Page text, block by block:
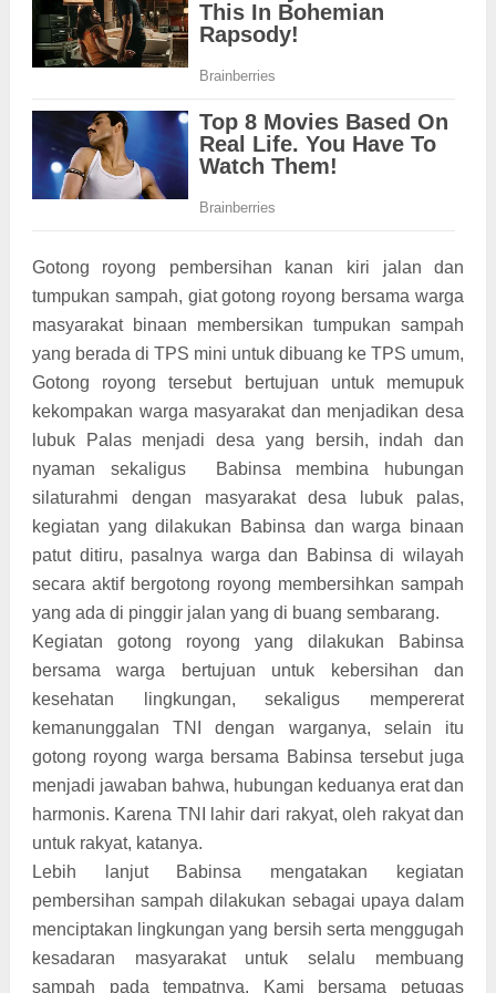
Gotong royong pembersihan kanan kiri jalan dan
tumpukan sampah, giat gotong royong bersama warga
masyarakat binaan membersikan tumpukan sampah
yang berada di TPS mini untuk dibuang ke TPS umum,
Gotong royong tersebut bertujuan untuk memupuk
kekompakan warga masyarakat dan menjadikan desa
lubuk Palas menjadi desa yang bersih, indah dan
nyaman sekaligus Babinsa membina hubungan
silaturahmi dengan masyarakat desa lubuk palas,
kegiatan yang dilakukan Babinsa dan warga binaan
patut ditiru, pasalnya warga dan Babinsa di wilayah
secara aktif bergotong royong membersihkan sampah
yang ada di pinggir jalan yang di buang sembarang.
Kegiatan gotong royong yang dilakukan Babinsa
bersama warga bertujuan untuk kebersihan dan
kesehatan lingkungan, sekaligus mempererat
kemanunggalan TNI dengan warganya, selain itu
gotong royong warga bersama Babinsa tersebut juga
menjadi jawaban bahwa, hubungan keduanya erat dan
harmonis. Karena TNI lahir dari rakyat, oleh rakyat dan
untuk rakyat, katanya.
Lebih lanjut Babinsa mengatakan kegiatan
pembersihan sampah dilakukan sebagai upaya dalam
menciptakan lingkungan yang bersih serta menggugah
kesadaran masyarakat untuk selalu membuang
sampah pada tempatnya. Kami bersama petugas